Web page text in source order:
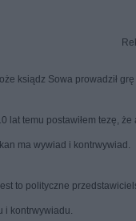
ksiądz Sowa prowadził
temu postawiłem tezę,
ma wywiad i kontrwywiad.
to polityczne
i kontrwywiadu.